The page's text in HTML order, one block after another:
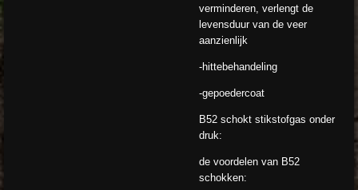
verminderen, verlengt de
levensduur van de veer
aanzienlijk
-hittebehandeling
-gepoedercoat
B52 schokt stikstofgas onder
druk:
de voordelen van B52
schokken: